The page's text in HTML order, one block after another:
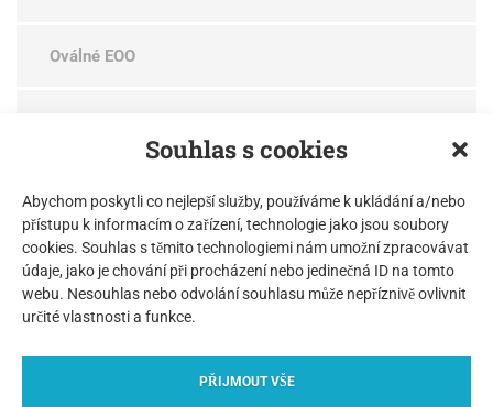
Souhlas s cookies
Abychom poskytli co nejlepší služby, používáme k ukládání a/nebo
přístupu k informacím o zařízení, technologie jako jsou soubory
cookies. Souhlas s těmito technologiemi nám umožní zpracovávat
údaje, jako je chování při procházení nebo jedinečná ID na tomto
webu. Nesouhlas nebo odvolání souhlasu může nepříznivě ovlivnit
určité vlastnosti a funkce.
PŘIJMOUT VŠE
Oválné EOO
Čtyřhranné EVE čtvercové
Čtyřhranné EVE obdélníkové